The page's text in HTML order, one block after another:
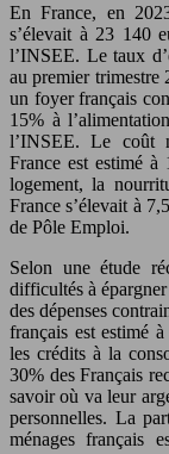
En France, en
s’élevait à 23 140
l’INSEE. Le taux
au premier trimestre
un foyer français
15% à
l’INSEE. Le coût
France est estimé
logement, la
France s’élevait à
de Pôle Emploi.
Selon une étude
difficultés à
des dépenses
français est estimé
les crédits à la
30% des Français
savoir où va leur
personnelles. La
ménages français